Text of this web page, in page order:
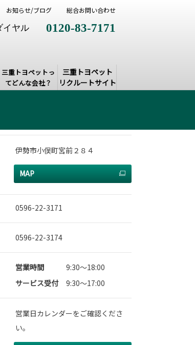
イヤル 0120-83-7171
三重トヨペットっ
てどんな会社？
三重トヨペット
リクルートサイト
お知らせ/ブログ 総合お問い合わせ
伊勢市小俣町宮前２８４
MAP
0596-22-3171
0596-22-3174
営業時間
9:30～18:00
サービス受付
9:30～17:00
営業日カレンダーをご確認くださ
い。